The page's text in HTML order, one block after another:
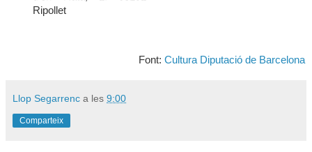
Ripollet
Font: Cultura Diputació de Barcelona
Llop Segarrenc a les 9:00
Comparteix